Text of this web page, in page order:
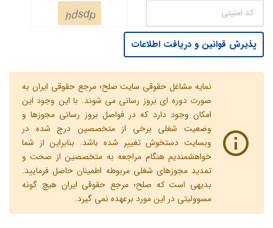
پذیرش قوانین و دریافت اطلاعات
نمایه مشاغل حقوقی سایت صلح؛ مرجع حقوقی ایران به
صورت دوره ای بروز رسانی می شوند. با این وجود این
امکان وجود دارد که در فواصل بروز رسانی مجوزها و
وضعیت شغلی برخی از متخصصین درج شده در
وبسایت دستخوش تغییر شده باشد. بنابراین از شما
خواهشمندیم هنگام مراجعه به متخصصین از صحت و
تمدید مجوزهای شغلی مربوطه اطمینان حاصل فرمایید.
بدیهی است که صلح؛ مرجع حقوقی ایران هیچ گونه
مسوولیتی در این مورد برعهده نمی گیرد.